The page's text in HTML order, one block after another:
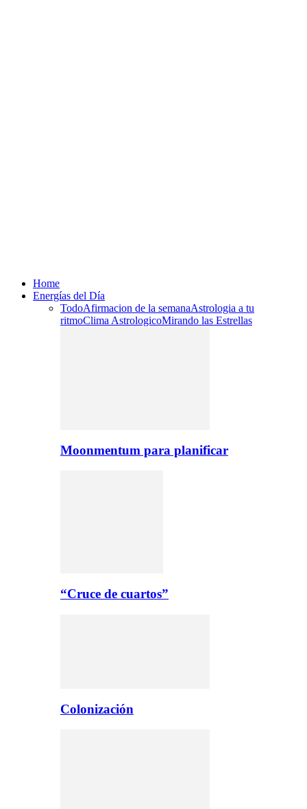
Home
Energías del Día
TodoAfirmacion de la semanaAstrologia a tu
ritmoClima AstrologicoMirando las Estrellas
Moonmentum para planificar
“Cruce de cuartos”
Colonización